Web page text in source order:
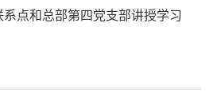
点和总部第四党支部讲授学习